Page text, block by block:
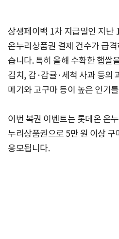
상생페이백 1차 지급일인 지난
온누리상품권 결제 건수가 급
습니다. 특히 올해 수확한 햅쌀
김치, 감·감귤·세척 사과 등의
메기와 고구마 등이 높은 인기
이번 복권 이벤트는 롯데온 온
누리상품권으로 5만 원 이상
응모됩니다.